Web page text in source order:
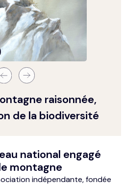
raisonnée,
de la biodiversité
national engagé
montagne
indépendante, fondée